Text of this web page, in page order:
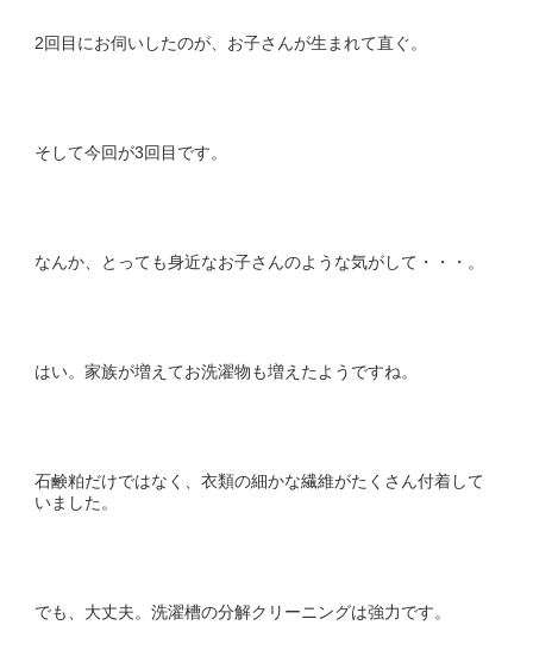
2回目にお伺いしたのが、お子さんが生まれて直ぐ。
そして今回が3回目です。
なんか、とっても身近なお子さんのような気がして・・・。
はい。家族が増えてお洗濯物も増えたようですね。
石鹸粕だけではなく、衣類の細かな繊維がたくさん付着して
いました。
でも、大丈夫。洗濯槽の分解クリーニングは強力です。